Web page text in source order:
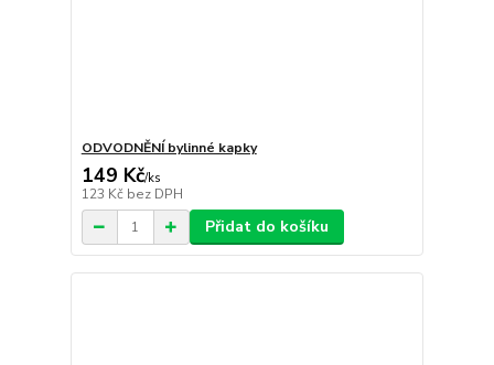
ODVODNĚNÍ bylinné kapky
149 Kč/ks
123 Kč bez DPH
Přidat do košíku